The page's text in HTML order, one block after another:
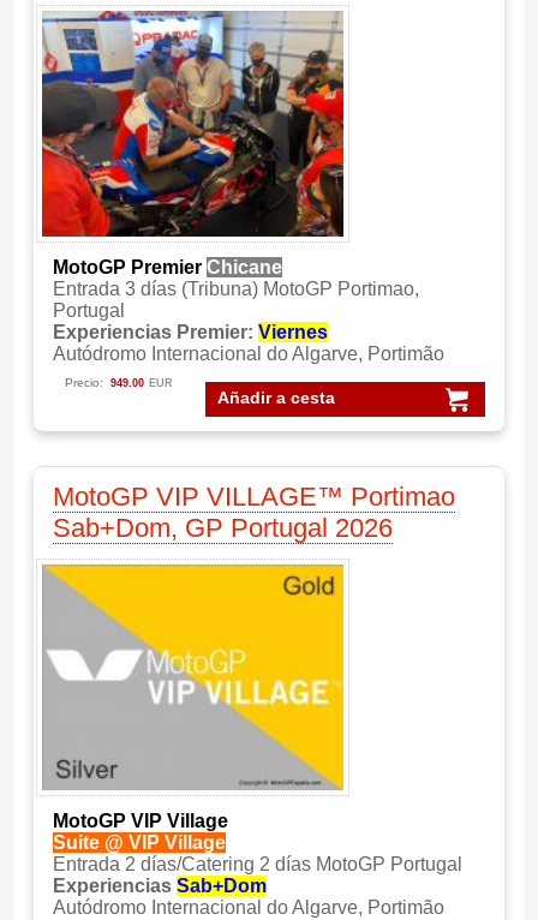
MotoGP Premier Chicane
Entrada 3 días (Tribuna) MotoGP Portimao,
Portugal
Experiencias Premier: Viernes
Autódromo Internacional do Algarve, Portimão
Añadir a cesta
Precio: 949.00 EUR
MotoGP VIP VILLAGE™ Portimao
Sab+Dom, GP Portugal 2026
MotoGP VIP Village
Suite @ VIP Village
Entrada 2 días/Catering 2 días MotoGP Portugal
Experiencias Sab+Dom
Autódromo Internacional do Algarve, Portimão